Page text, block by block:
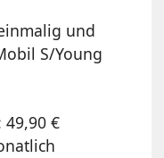
und
S/Young
49,90 €